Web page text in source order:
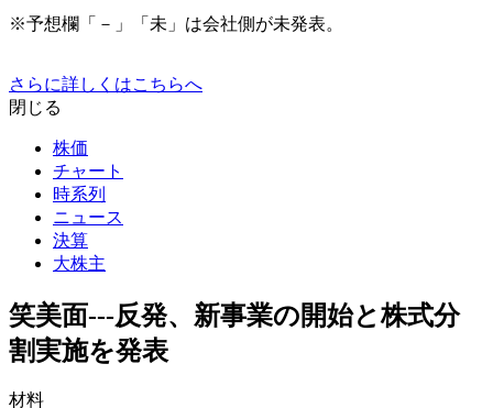
※予想欄「－」「未」は会社側が未発表。
さらに詳しくはこちらへ
閉じる
株価
チャート
時系列
ニュース
決算
大株主
笑美面---反発、新事業の開始と株式分
割実施を発表
材料